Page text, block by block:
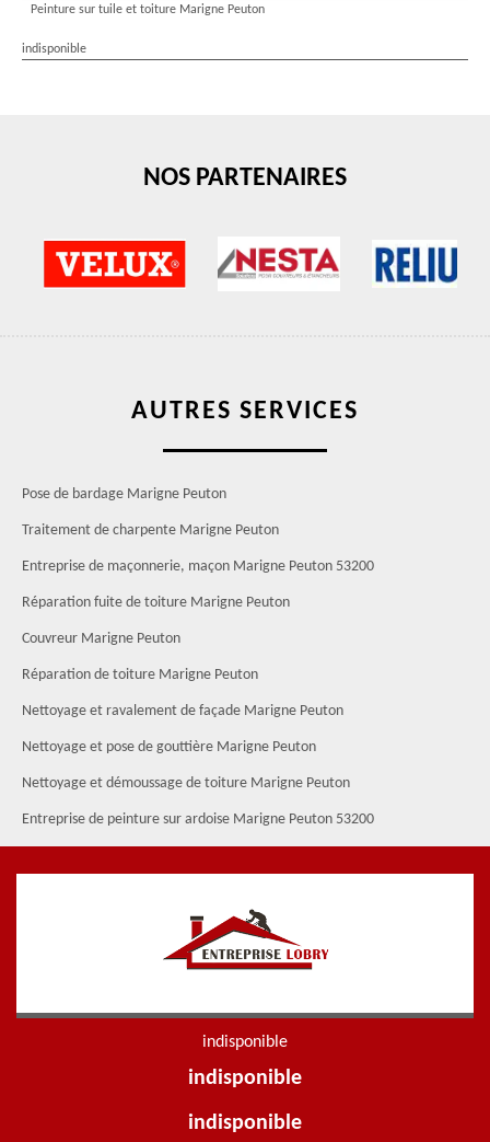
Peinture sur tuile et toiture Marigne Peuton
indisponible
NOS PARTENAIRES
AUTRES SERVICES
Pose de bardage Marigne Peuton
Traitement de charpente Marigne Peuton
Entreprise de maçonnerie, maçon Marigne Peuton 53200
Réparation fuite de toiture Marigne Peuton
Couvreur Marigne Peuton
Réparation de toiture Marigne Peuton
Nettoyage et ravalement de façade Marigne Peuton
Nettoyage et pose de gouttière Marigne Peuton
Nettoyage et démoussage de toiture Marigne Peuton
Entreprise de peinture sur ardoise Marigne Peuton 53200
indisponible
indisponible
indisponible